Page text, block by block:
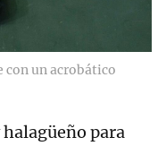
con un acrobático
para